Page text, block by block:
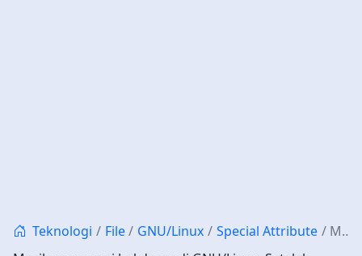
Teknologi File GNU/Linux Special Attribute
Mengenal Delapan Jenis Attribut Berkas di GNU/Linux